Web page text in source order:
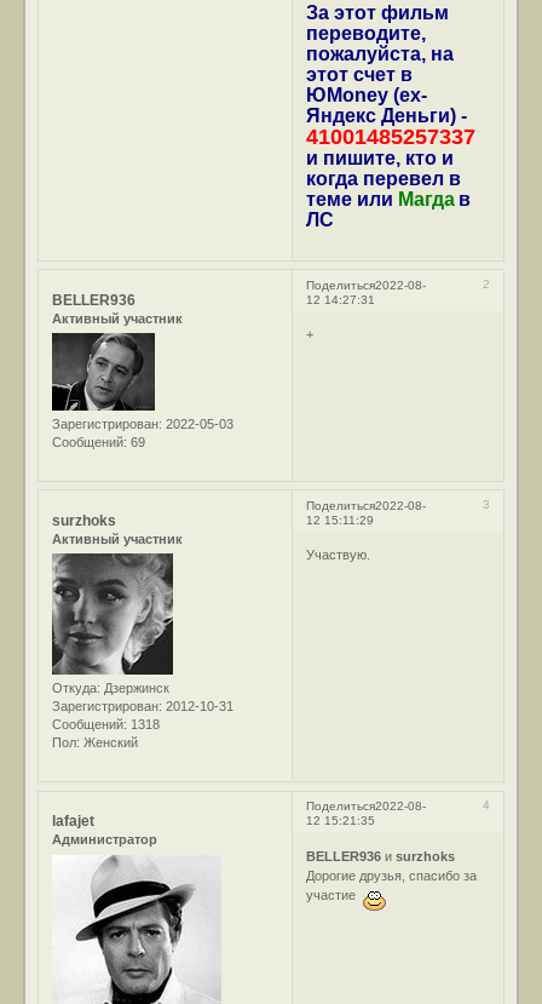
За этот фильм
переводите,
пожалуйста, на
этот счет в
ЮMoney (ex-
Яндекс Деньги) -
41001485257337
и пишите, кто и
когда перевел в
теме или Магда в
ЛС
Поделиться 2
2022-08-
12 14:27:31
BELLER936
Активный участник
Зарегистрирован: 2022-05-03
Сообщений: 69
+
Поделиться 3
2022-08-
12 15:11:29
surzhoks
Активный участник
Откуда: Дзержинск
Зарегистрирован: 2012-10-31
Сообщений: 1318
Пол: Женский
Участвую.
Поделиться 4
2022-08-
12 15:21:35
lafajet
Администратор
BELLER936 иsurzhoks
Дорогие друзья, спасибо за
участие